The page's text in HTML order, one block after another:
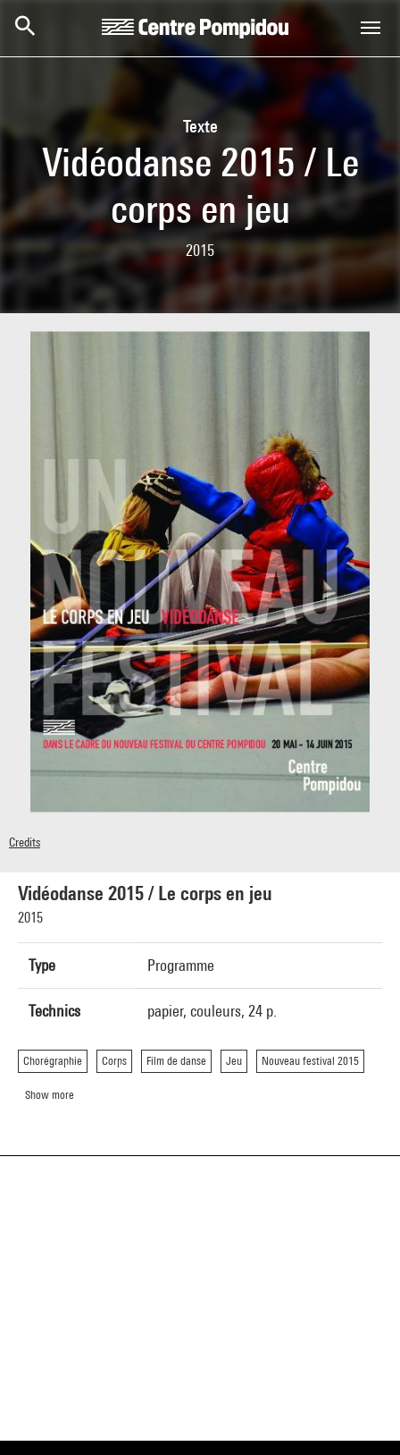
Texte
Vidéodanse 2015 / Le
corps en jeu
2015
Vidéodanse 2015 / Le corps en jeu
2015
Type Programme
Technics papier, couleurs, 24 p.
Chorégraphie Corps Film de danse Jeu Nouveau festival 2015
Show more
Credits